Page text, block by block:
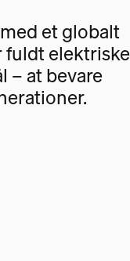
et globalt
fuldt elektriske
– at bevare